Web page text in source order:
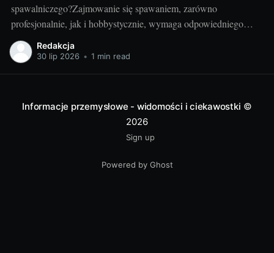
spawalniczego?Zajmowanie się spawaniem, zarówno
profesjonalnie, jak i hobbystycznie, wymaga odpowiedniego
wyposażenia stołu spawalniczego. Wybór odpowiednich
akcesoriów jest kluczowy dla wydajności i bezpieczeństwa
Przyjrzyjmy się niektórym elementom.
Redakcja
30 lip 2026 • 1 min read
Informacje przemysłowe - widomości i ciekawostki ©
2026
Sign up
Powered by Ghost